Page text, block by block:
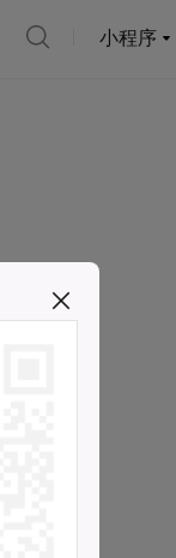
小程序